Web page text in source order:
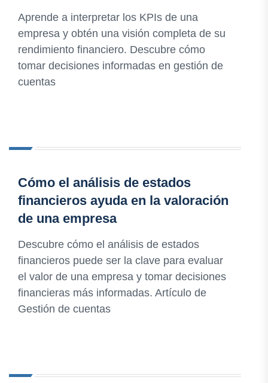
Aprende a interpretar los KPIs de una
empresa y obtén una visión completa de su
rendimiento financiero. Descubre cómo
tomar decisiones informadas en gestión de
cuentas
Cómo el análisis de estados
financieros ayuda en la valoración
de una empresa
Descubre cómo el análisis de estados
financieros puede ser la clave para evaluar
el valor de una empresa y tomar decisiones
financieras más informadas. Artículo de
Gestión de cuentas